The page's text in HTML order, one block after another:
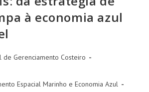
à economia azul
de Gerenciamento Costeiro
Espacial Marinho e Economia Azul